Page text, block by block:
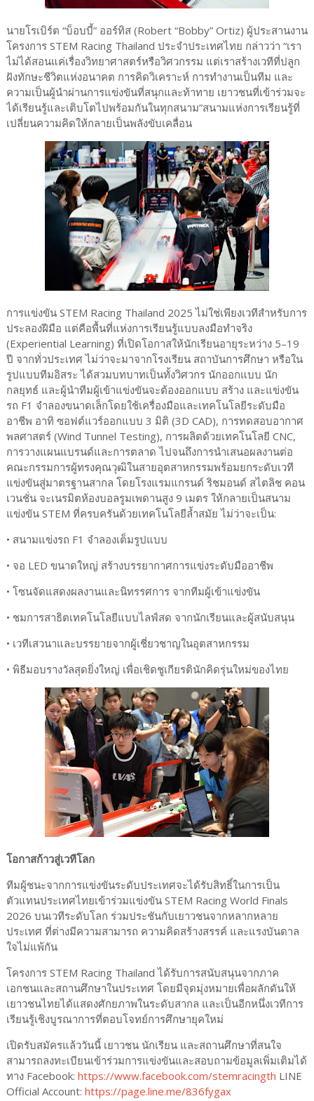
นายโรเบิร์ต “บ็อบบี้” ออร์ทิส (Robert “Bobby” Ortiz) ผู้ประสานงาน
โครงการ STEM Racing Thailand ประจำประเทศไทย กล่าวว่า “เรา
ไม่ได้สอนแค่เรื่องวิทยาศาสตร์หรือวิศวกรรม แต่เราสร้างเวทีที่ปลูก
ฝังทักษะชีวิตแห่งอนาคต การคิดวิเคราะห์ การทำงานเป็นทีม และ
ความเป็นผู้นำผ่านการแข่งขันที่สนุกและท้าทาย เยาวชนที่เข้าร่วมจะ
ได้เรียนรู้และเติบโตไปพร้อมกันในทุกสนาม”สนามแห่งการเรียนรู้ที่
เปลี่ยนความคิดให้กลายเป็นพลังขับเคลื่อน
การแข่งขัน STEM Racing Thailand 2025 ไม่ใช่เพียงเวทีสำหรับการ
ประลองฝีมือ แต่คือพื้นที่แห่งการเรียนรู้แบบลงมือทำจริง
(Experiential Learning) ที่เปิดโอกาสให้นักเรียนอายุระหว่าง 5–19
ปี จากทั่วประเทศ ไม่ว่าจะมาจากโรงเรียน สถาบันการศึกษา หรือใน
รูปแบบทีมอิสระ ได้สวมบทบาทเป็นทั้งวิศวกร นักออกแบบ นัก
กลยุทธ์ และผู้นำทีมผู้เข้าแข่งขันจะต้องออกแบบ สร้าง และแข่งขัน
รถ F1 จำลองขนาดเล็กโดยใช้เครื่องมือและเทคโนโลยีระดับมือ
อาชีพ อาทิ ซอฟต์แวร์ออกแบบ 3 มิติ (3D CAD), การทดสอบอากาศ
พลศาสตร์ (Wind Tunnel Testing), การผลิตด้วยเทคโนโลยี CNC,
การวางแผนแบรนด์และการตลาด ไปจนถึงการนำเสนอผลงานต่อ
คณะกรรมการผู้ทรงคุณวุฒิในสายอุตสาหกรรมพร้อมยกระดับเวที
แข่งขันสู่มาตรฐานสากล โดยโรงแรมแกรนด์ ริชมอนด์ สไตลิช คอน
เวนชั่น จะเนรมิตห้องบอลรูมเพดานสูง 9 เมตร ให้กลายเป็นสนาม
แข่งขัน STEM ที่ครบครันด้วยเทคโนโลยีล้ำสมัย ไม่ว่าจะเป็น:
• สนามแข่งรถ F1 จำลองเต็มรูปแบบ
• จอ LED ขนาดใหญ่ สร้างบรรยากาศการแข่งระดับมืออาชีพ
• โซนจัดแสดงผลงานและนิทรรศการ จากทีมผู้เข้าแข่งขัน
• ชมการสาธิตเทคโนโลยีแบบไลฟ์สด จากนักเรียนและผู้สนับสนุน
• เวทีเสวนาและบรรยายจากผู้เชี่ยวชาญในอุตสาหกรรม
• พิธีมอบรางวัลสุดยิ่งใหญ่ เพื่อเชิดชูเกียรตินักคิดรุ่นใหม่ของไทย
โอกาสก้าวสู่เวทีโลก
ทีมผู้ชนะจากการแข่งขันระดับประเทศจะได้รับสิทธิ์ในการเป็น
ตัวแทนประเทศไทยเข้าร่วมแข่งขัน STEM Racing World Finals
2026 บนเวทีระดับโลก ร่วมประชันกับเยาวชนจากหลากหลาย
ประเทศ ที่ต่างมีความสามารถ ความคิดสร้างสรรค์ และแรงบันดาล
ใจไม่แพ้กัน
โครงการ STEM Racing Thailand ได้รับการสนับสนุนจากภาค
เอกชนและสถานศึกษาในประเทศ โดยมีจุดมุ่งหมายเพื่อผลักดันให้
เยาวชนไทยได้แสดงศักยภาพในระดับสากล และเป็นอีกหนึ่งเวทีการ
เรียนรู้เชิงบูรณาการที่ตอบโจทย์การศึกษายุคใหม่
เปิดรับสมัครแล้ววันนี้ เยาวชน นักเรียน และสถานศึกษาที่สนใจ
สามารถลงทะเบียนเข้าร่วมการแข่งขันและสอบถามข้อมูลเพิ่มเติมได้
ทาง Facebook: https://www.facebook.com/stemracingth LINE
Official Account: https://page.line.me/836fygax